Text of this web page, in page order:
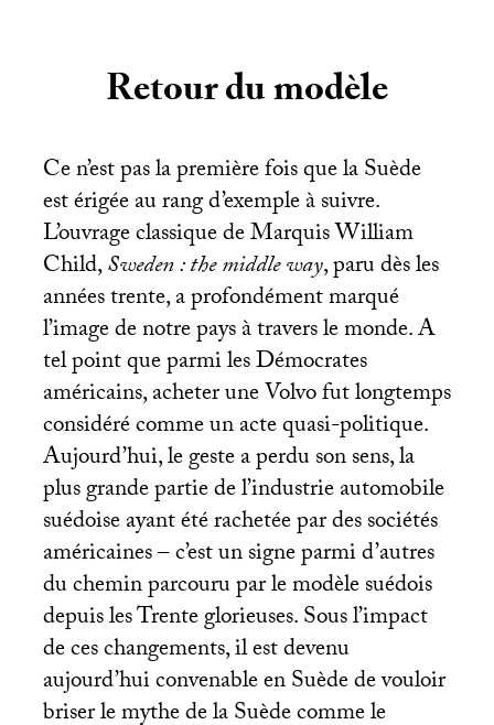
Retour du modèle
Ce n’est pas la première fois que la Suède
est érigée au rang d’exemple à suivre.
L’ouvrage classique de Marquis William
Child,Sweden : the middle way, paru dès les
années trente, a profondément marqué
l’image de notre pays à travers le monde. A
tel point que parmi les Démocrates
américains, acheter une Volvo fut longtemps
considéré comme un acte quasi-politique.
Aujourd’hui, le geste a perdu son sens, la
plus grande partie de l’industrie automobile
suédoise ayant été rachetée par des sociétés
américaines – c’est un signe parmi d’autres
du chemin parcouru par le modèle suédois
depuis les Trente glorieuses. Sous l’impact
de ces changements, il est devenu
aujourd’hui convenable en Suède de vouloir
briser le mythe de la Suède comme le